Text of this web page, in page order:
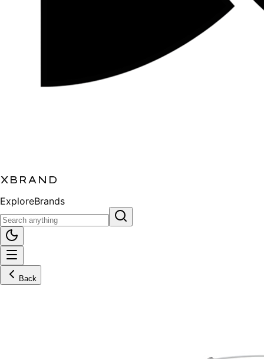
XBRAND
ExploreBrands
Back